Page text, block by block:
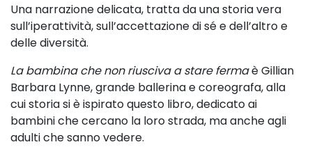
Una narrazione delicata, tratta da una storia vera
sull’iperattività, sull’accettazione di sé e dell’altro e
delle diversità.
La bambina che non riusciva a stare fermaè Gillian
Barbara Lynne, grande ballerina e coreografa, alla
cui storia si è ispirato questo libro, dedicato ai
bambini che cercano la loro strada, ma anche agli
adulti che sanno vedere.